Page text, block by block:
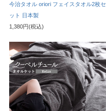
今治タオル oriori フェイスタオル2枚セ
ット 日本製
1,380円(税込)